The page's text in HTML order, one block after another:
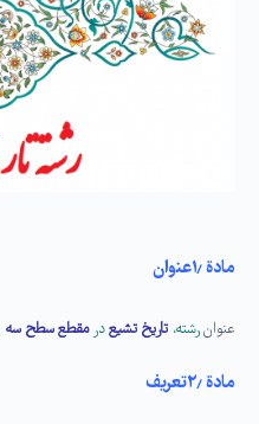
مادة ۱٫عنوان
عنوانرشته،تاریخ تشیعدرمقطع سطح سه
مادة ۲٫تعریف